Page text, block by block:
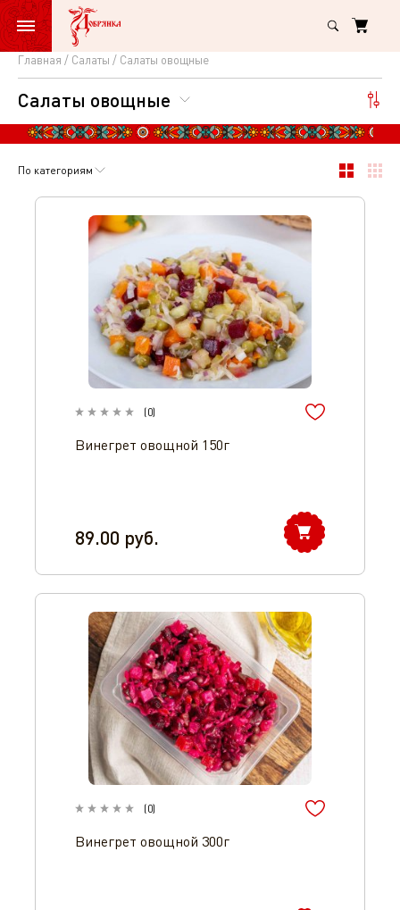
Главная Салаты Салаты овощные
Салаты
овощные
Салаты овощные
По категориям
(0)
Винегрет овощной 150г
89.00 руб.
(0)
Винегрет овощной 300г